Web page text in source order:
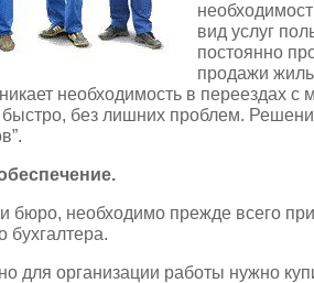
вид услуг
постоянно
продажи
необходимость в переездах
быстро, без лишних проблем.
бюро, необходимо прежде всего
бухгалтера.
для организации работы нужно